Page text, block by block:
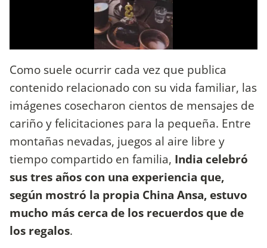
Como suele ocurrir cada vez que publica
contenido relacionado con su vida familiar, las
imágenes cosecharon cientos de mensajes de
cariño y felicitaciones para la pequeña. Entre
montañas nevadas, juegos al aire libre y
tiempo compartido en familia, India celebró
sus tres años con una experiencia que,
según mostró la propia China Ansa, estuvo
mucho más cerca de los recuerdos que de
los regalos.